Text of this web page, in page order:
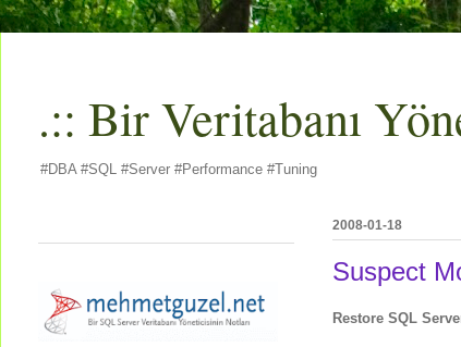
.:: Bir Veritabanı
#DBA #SQL #Server #Performance #Tuning
2008-01-18
Suspect
Restore SQL